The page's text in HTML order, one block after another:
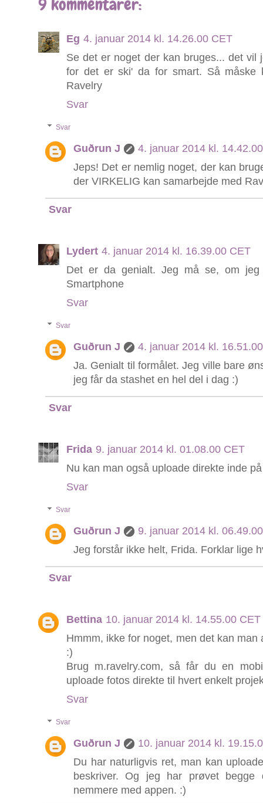
9 kommentarer:
Eg 4. januar 2014 kl. 14.26.00 CET
Se det er noget der kan bruges... det
for det er ski' da for smart. Så måske
Ravelry
Svar
Svar
Guðrun J
4. januar 2014 kl.
Jeps! Det er nemlig noget, der kan
der VIRKELIG kan samarbejde med
Svar
Lydert 4. januar 2014 kl. 16.39.00 CET
Det er da genialt. Jeg må se, om
Smartphone
Svar
Svar
Guðrun J
4. januar 2014 kl.
Ja. Genialt til formålet. Jeg ville bare
jeg får da stashet en hel del i dag :)
Svar
Frida 9. januar 2014 kl. 01.08.00 CET
Nu kan man også uploade direkte inde
Svar
Svar
Guðrun J
9. januar 2014 kl.
Jeg forstår ikke helt, Frida. Forklar lige
Svar
Bettina 10. januar 2014 kl. 14.55.00 CET
Hmmm, ikke for noget, men det kan
:)
Brug m.ravelry.com, så får du en
uploade fotos direkte til hvert enkelt
Svar
Svar
Guðrun J
10. januar 2014 kl.
Du har naturligvis ret, man kan
beskriver. Og jeg har prøvet
nemmere med appen. :)